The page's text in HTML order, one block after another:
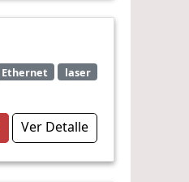
Ethernet laser
Ver Detalle